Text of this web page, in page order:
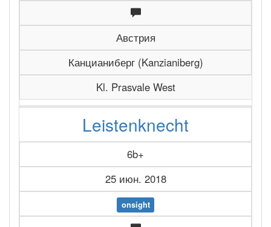
Австрия
Канцианиберг (Kanzianiberg)
Kl. Prasvale West
Leistenknecht
6b+
25 июн. 2018
onsight